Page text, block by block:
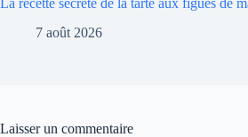
7 août 2026
Laisser un commentaire